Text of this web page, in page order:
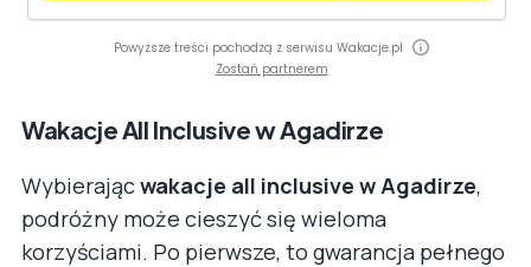
Powyższe treści pochodzą z serwisu Wakacje.pl
Zostań partnerem
Wakacje All Inclusive w Agadirze
Wybierającwakacje all inclusive w Agadirze,
podróżny może cieszyć się wieloma
korzyściami. Po pierwsze, to gwarancja pełnego